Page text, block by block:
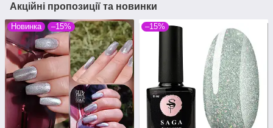
Акційні пропозиції та новинки
Новинка –15% –15%